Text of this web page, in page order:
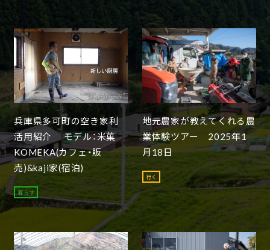
兵庫県多可町の空き家利
活用紹介 モデル：米菓
KOMEKA(カフェ・販
売)&kaji家(宿泊)
暮らす
地元農家が教えてくれる農
業体験ツアー 2025年1
月18日
行く